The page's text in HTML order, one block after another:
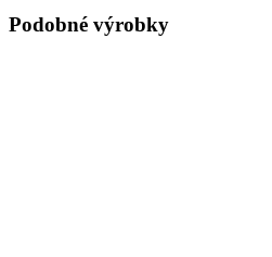
Podobné výrobky